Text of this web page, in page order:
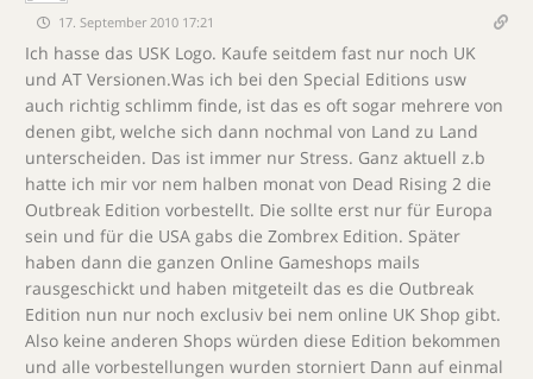
17. September 2010 17:21
Ich hasse das USK Logo. Kaufe seitdem fast nur noch UK
und AT Versionen.Was ich bei den Special Editions usw
auch richtig schlimm finde, ist das es oft sogar mehrere von
denen gibt, welche sich dann nochmal von Land zu Land
unterscheiden. Das ist immer nur Stress. Ganz aktuell z.b
hatte ich mir vor nem halben monat von Dead Rising 2 die
Outbreak Edition vorbestellt. Die sollte erst nur für Europa
sein und für die USA gabs die Zombrex Edition. Später
haben dann die ganzen Online Gameshops mails
rausgeschickt und haben mitgeteilt das es die Outbreak
Edition nun nur noch exclusiv bei nem online UK Shop gibt.
Also keine anderen Shops würden diese Edition bekommen
und alle vorbestellungen wurden storniert Dann auf einmal